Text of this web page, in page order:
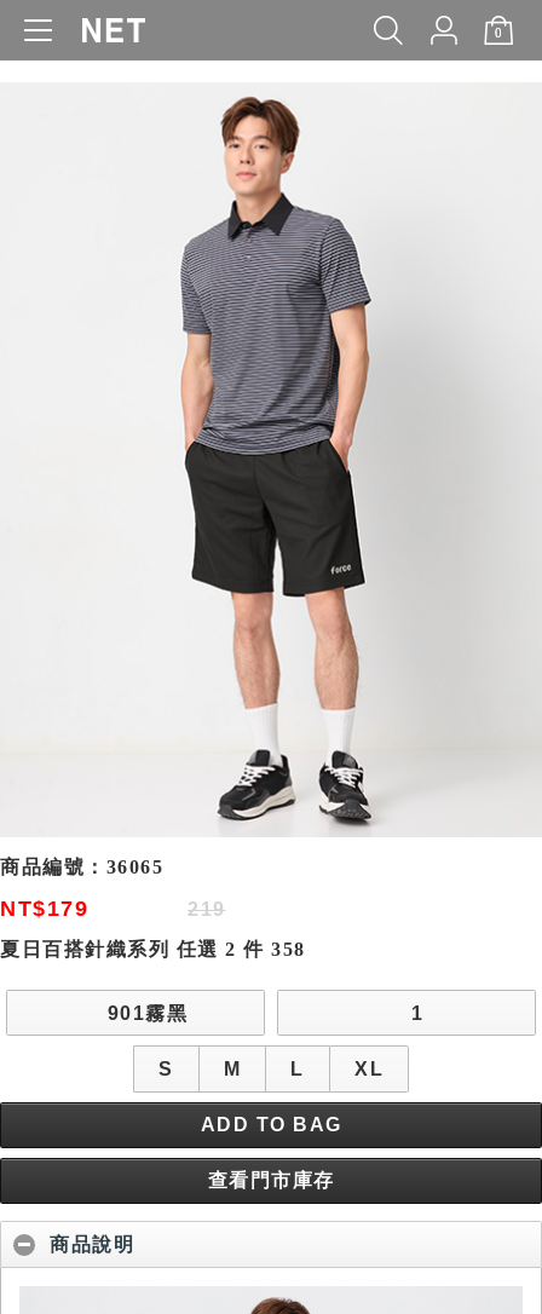
0
WOMEN MEN KIDS BABY
商品編號： 36065
NT$179
219
夏日百搭針織系列 任選 2 件 358
901霧黑 1
S M L XL
ADD TO BAG
查看門市庫存
商品說明